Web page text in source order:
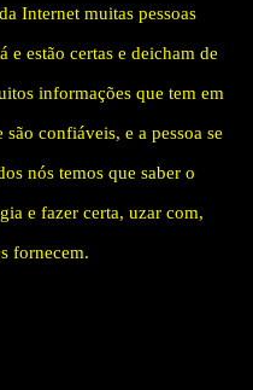
Internet muitas pessoas
e estão certas e deicham de
informações que tem em
confiáveis, e a pessoa se
nós temos que saber o
e fazer certa, uzar com,
fornecem.